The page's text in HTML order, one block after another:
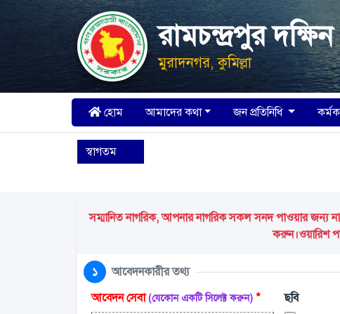
রামচন্দ্রপুর
মুরাদনগর, কুমিল্লা
হোম আমাদের কথা জন প্রতিনিধি
স্বাগতম
সম্মানিত নাগরিক, আপনার নাগরিক সকল সনদ পাওয়ার জন্য
করুন।ওয়ারিশ
১ আবেদনকারীর তথ্য
আবেদন সেবা(যেকোন একটি সিলেক্ট করুন) *
ছবি